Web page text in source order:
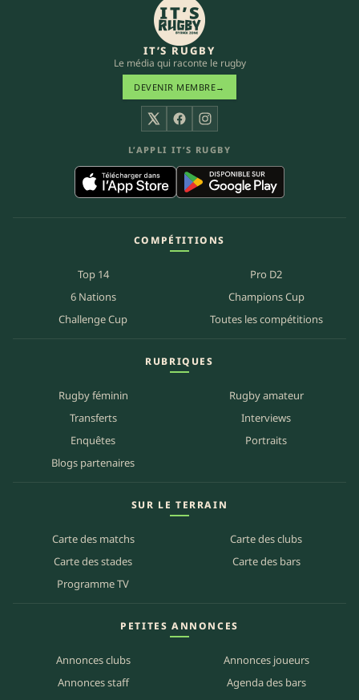
IT’S RUGBY
Le média qui raconte le rugby
DEVENIR MEMBRE→
X FacebookInstagram
L’APPLI IT’S RUGBY
COMPÉTITIONS
Top 14
Pro D2
6 Nations
Champions Cup
Challenge Cup
Toutes les compétitions
RUBRIQUES
Rugby féminin
Rugby amateur
Transferts
Interviews
Enquêtes
Portraits
Blogs partenaires
SUR LE TERRAIN
Carte des matchs
Carte des clubs
Carte des stades
Carte des bars
Programme TV
PETITES ANNONCES
Annonces clubs
Annonces joueurs
Annonces staff
Agenda des bars